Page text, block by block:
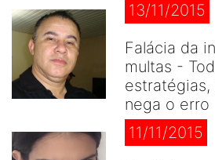
13/11/2015
Falácia da
multas -
estratégias,
nega o erro
11/11/2015